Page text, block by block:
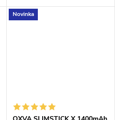
horním plněním a jednoduchým
ovládáním.
Novinka